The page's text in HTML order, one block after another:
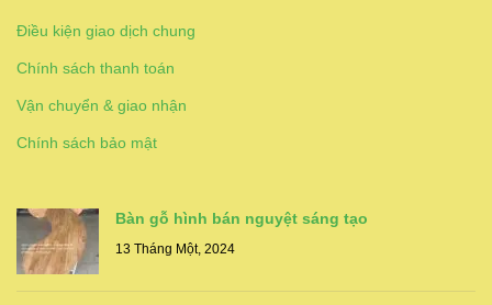
Điều kiện giao dịch chung
Chính sách thanh toán
Vận chuyển & giao nhận
Chính sách bảo mật
Bàn gỗ hình bán nguyệt sáng tạo
13 Tháng Một, 2024